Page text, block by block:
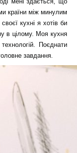
країни між минулим
кухні я хотів би
в цілому. Моя кухня
Поєднати
завдання.